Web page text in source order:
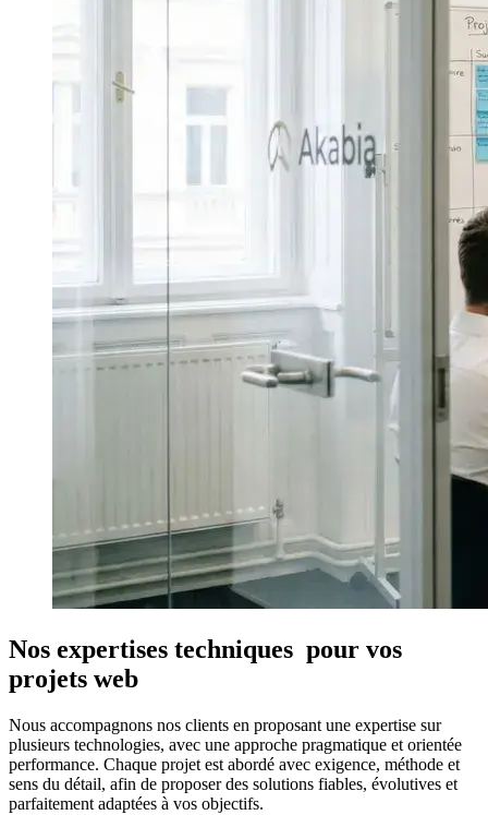
Nos expertises techniques pour vos
projets web
Nous accompagnons nos clients en proposant une expertise sur
plusieurs technologies, avec une approche pragmatique et orientée
performance. Chaque projet est abordé avec exigence, méthode et
sens du détail, afin de proposer des solutions fiables, évolutives et
parfaitement adaptées à vos objectifs.